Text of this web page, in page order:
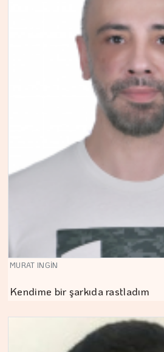
MURAT INGİN
Kendime bir şarkıda rastladım